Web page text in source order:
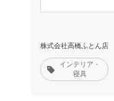
株式会社高橋ふとん店
インテリア・
寝具